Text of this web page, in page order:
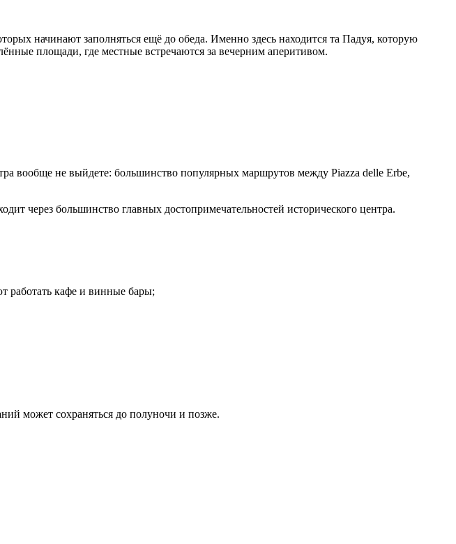
начинают заполняться ещё до обеда. Именно здесь находится та Падуя, которую
площади, где местные встречаются за вечерним аперитивом.
вообще не выйдете: большинство популярных маршрутов между Piazza delle Erbe,
через большинство главных достопримечательностей исторического центра.
работать кафе и винные бары;
может сохраняться до полуночи и позже.